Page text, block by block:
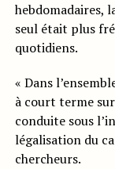
hebdomadaires,
seul était plus
quotidiens.
« Dans
à court terme
conduite sous
légalisation du
chercheurs.